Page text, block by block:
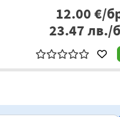
12.00€/
23.47лв./